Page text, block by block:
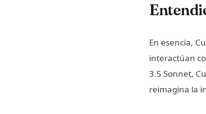
En esencia,
interactúan
3.5 Sonnet,
reimagina la